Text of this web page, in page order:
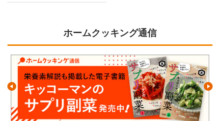
ホームクッキング通信